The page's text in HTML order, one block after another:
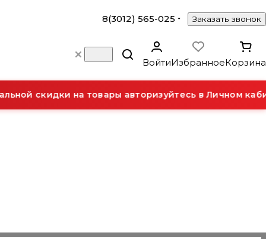
8(3012) 565-025 Заказать звонок
ВойтиИзбранноеКорзина
скидки на товары авторизуйтесь в Личном